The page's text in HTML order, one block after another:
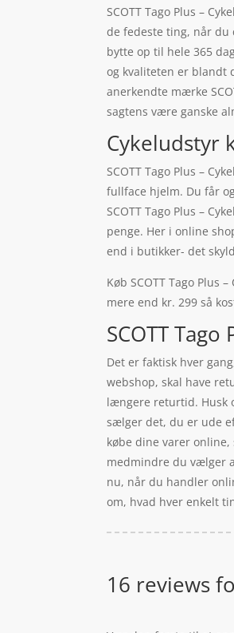
SCOTT Tago Plus –
de fedeste ting, når du
bytte op til hele 365
og kvaliteten er blandt
anerkendte mærke
sagtens være ganske
Cykeludstyr
SCOTT Tago Plus –
fullface hjelm. Du får
SCOTT Tago Plus –
penge. Her i online
end i butikker- det
Køb SCOTT Tago Plus
mere end kr. 299 så
SCOTT
Det er faktisk hver
webshop, skal have
længere returtid. Husk
sælger det, du er ude
købe dine varer
medmindre du vælger
nu, når du handler
om, hvad hver enkelt
16 reviews